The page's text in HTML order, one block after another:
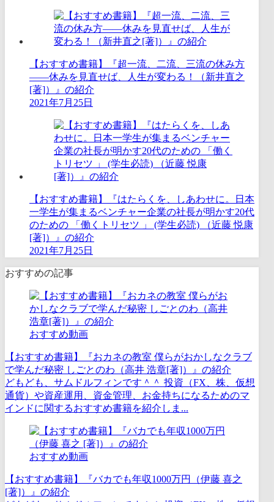
【おすすめ書籍】『超一流、二流、三流の休み方
――休みを見直せば、人生が変わる！（新井直之
[著]）』の紹介
2021年7月25日
【おすすめ書籍】『はたらくを、しあわせに。日本
一学生が集まるベンチャー企業の社長が明かす20代
のための 「働くトリセツ 」 (学生必読) （近藤 悦康
[著]）』の紹介
2021年7月25日
おすすめの記事
おすすめ動画
【おすすめ書籍】『おカネの教室 僕らがおかしなクラブ
で学んだ秘密 しごとのわ（高井 浩章[著]）』の紹介
どもども、サムドルフィンです＾＾ 投資（FX、株、仮想
通貨）や資産運用、資金管理、お金持ちになるためのマ
インドに関するおすすめ書籍を紹介しま...
おすすめ動画
【おすすめ書籍】『バカでも年収1000万円（伊藤 喜之
[著]）』の紹介